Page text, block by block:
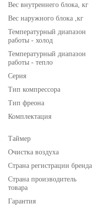
Вес внутреннего блока, кг
Вес наружного блока ,кг
Температурный диапазон
работы - холод
Температурный диапазон
работы - тепло
Серия
Тип компрессора
Тип фреона
Комплектация
Таймер
Очистка воздуха
Страна регистрации бренда
Страна производитель
товара
Гарантия